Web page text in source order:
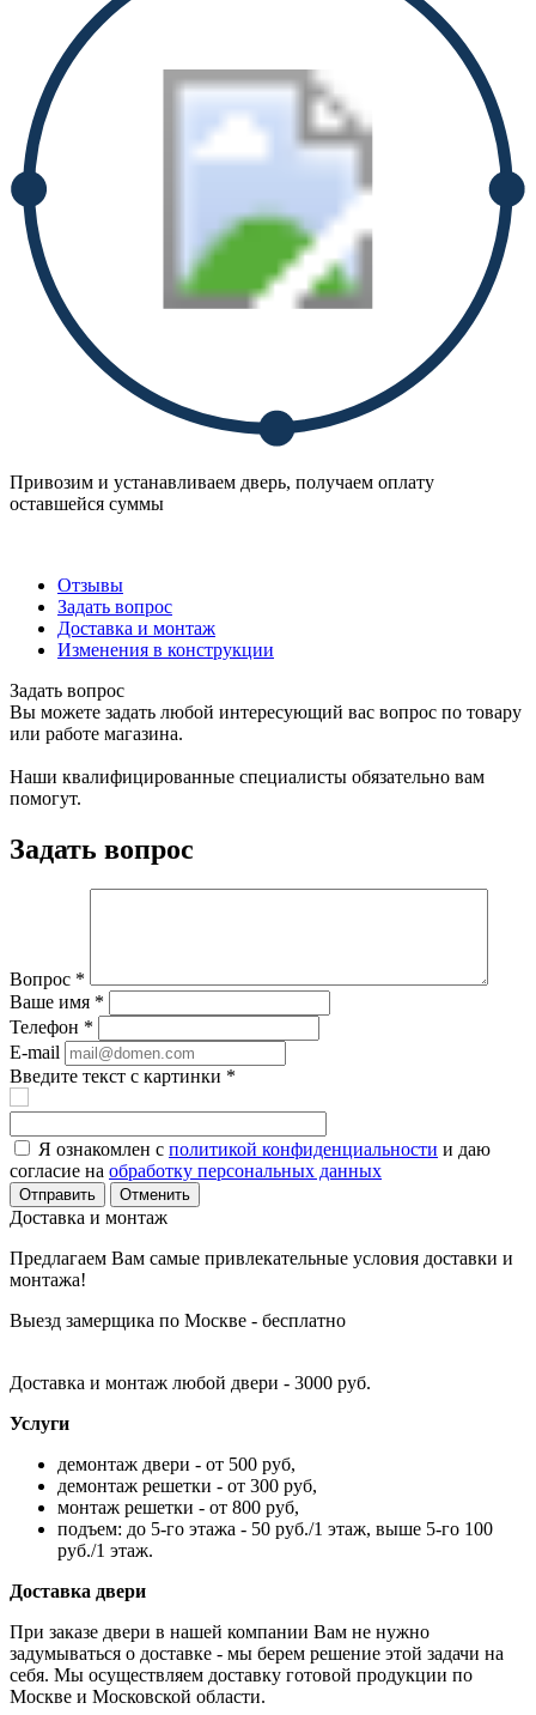
Привозим и устанавливаем дверь, получаем оплату
оставшейся суммы
Отзывы
Задать вопрос
Доставка и монтаж
Изменения в конструкции
Задать вопрос
Вы можете задать любой интересующий вас вопрос по товару
или работе магазина.
Наши квалифицированные специалисты обязательно вам
помогут.
Задать вопрос
Вопрос *
Ваше имя *
Телефон *
E-mail
Введите текст с картинки *
Я ознакомлен с политикой конфиденциальности и даю
согласие на обработку персональных данных
Отменить
Доставка и монтаж
Предлагаем Вам самые привлекательные условия доставки и
монтажа!
Выезд замерщика по Москве - бесплатно
Доставка и монтаж любой двери - 3000 руб.
Услуги
демонтаж двери - от 500 руб,
демонтаж решетки - от 300 руб,
монтаж решетки - от 800 руб,
подъем: до 5-го этажа - 50 руб./1 этаж, выше 5-го 100
руб./1 этаж.
Доставка двери
При заказе двери в нашей компании Вам не нужно
задумываться о доставке - мы берем решение этой задачи на
себя. Мы осуществляем доставку готовой продукции по
Москве и Московской области.